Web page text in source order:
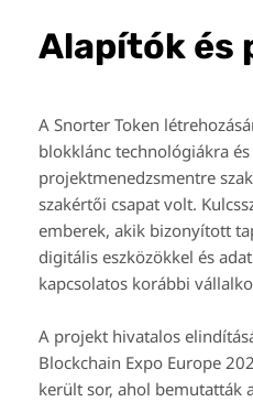
Alapítók és
A Snorter Token
blokklánc technológiákra
projektmenedzsmentre
szakértői csapat volt.
emberek, akik bizonyított
digitális eszközökkel és
kapcsolatos korábbi
A projekt hivatalos
Blockchain Expo Europe
került sor, ahol bemutatták